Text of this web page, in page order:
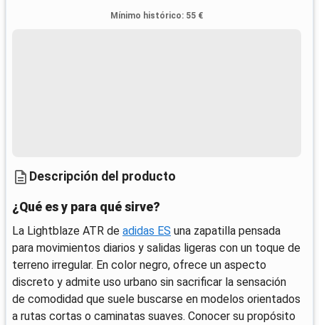
Mínimo histórico: 55 €
Descripción del producto
¿Qué es y para qué sirve?
La Lightblaze ATR de adidas ES una zapatilla pensada
para movimientos diarios y salidas ligeras con un toque de
terreno irregular. En color negro, ofrece un aspecto
discreto y admite uso urbano sin sacrificar la sensación
de comodidad que suele buscarse en modelos orientados
a rutas cortas o caminatas suaves. Conocer su propósito